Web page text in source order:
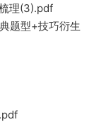
理(3).pdf
题型+技巧衍生